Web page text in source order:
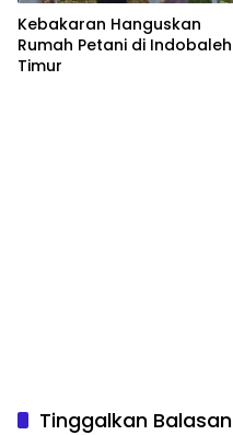
Kebakaran Hanguskan
Rumah Petani di Indobaleh
Timur
Tinggalkan Balasan